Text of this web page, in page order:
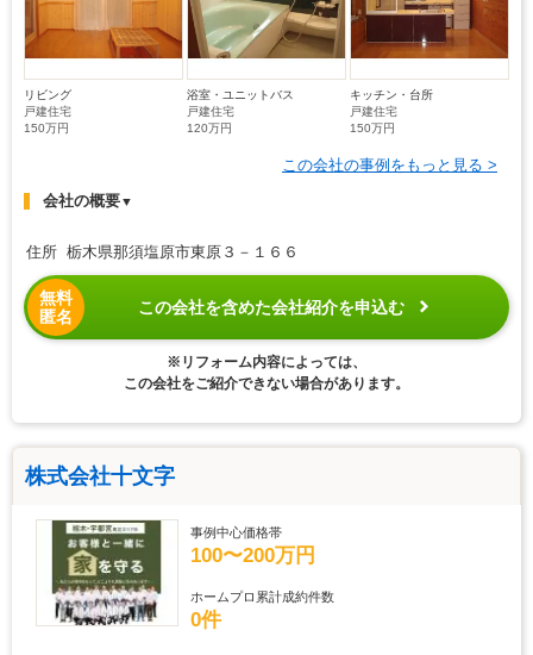
リビング
戸建住宅
150万円
浴室・ユニットバス
戸建住宅
120万円
キッチン・台所
戸建住宅
150万円
この会社の事例をもっと見る >
会社の概要▼
住所 栃木県那須塩原市東原３－１６６
無料
匿名
この会社を含めた会社紹介を申込む
※リフォーム内容によっては、
この会社をご紹介できない場合があります。
株式会社十文字
事例中心価格帯
100〜200万円
ホームプロ累計成約件数
0件